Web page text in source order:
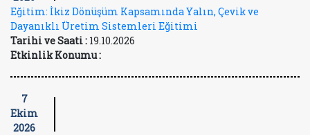
Eğitim: İkiz Dönüşüm Kapsamında Yalın, Çevik ve
Dayanıklı Üretim Sistemleri Eğitimi
Tarihi ve Saati : 19.10.2026
Etkinlik Konumu :
7
Ekim
2026